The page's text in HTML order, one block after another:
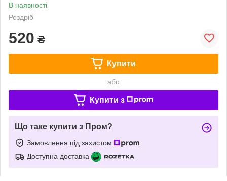
В наявності
Роздріб
520 ₴
Купити
або
Купити з
Що таке купити з Пром?
Замовлення під захистом
Доступна доставка